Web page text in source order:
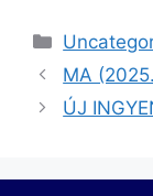
MA
ÚJ